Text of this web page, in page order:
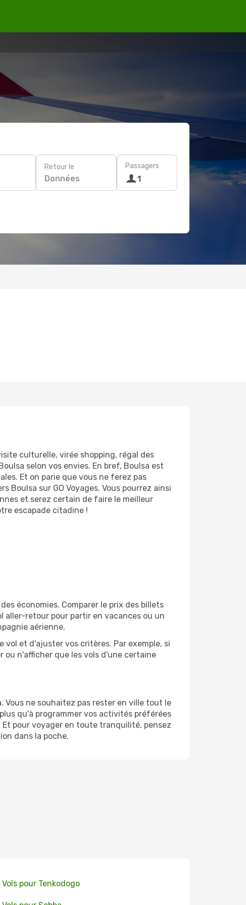
Retour le
Données
Passagers
1
culturelle, virée shopping, régal des
selon vos envies. En bref, Boulsa est
Et on parie que vous ne ferez pas
sur GO Voyages. Vous pourrez ainsi
et serez certain de faire le meilleur
escapade citadine !
économies. Comparer le prix des billets
aller-retour pour partir en vacances ou un
aérienne.
et d'ajuster vos critères. Par exemple, si
ou n'afficher que les vols d'une certaine
Vous ne souhaitez pas rester en ville tout le
qu'à programmer vos activités préférées
pour voyager en toute tranquilité, pensez
dans la poche.
Vols pour Tenkodogo